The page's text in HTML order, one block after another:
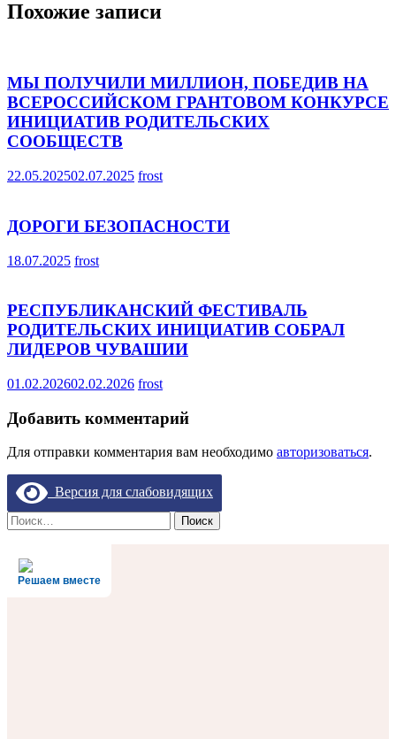
Похожие записи
МЫ ПОЛУЧИЛИ МИЛЛИОН, ПОБЕДИВ НА
ВСЕРОССИЙСКОМ ГРАНТОВОМ КОНКУРСЕ
ИНИЦИАТИВ РОДИТЕЛЬСКИХ
СООБЩЕСТВ
22.05.202502.07.2025 frost
ДОРОГИ БЕЗОПАСНОСТИ
18.07.2025 frost
РЕСПУБЛИКАНСКИЙ ФЕСТИВАЛЬ
РОДИТЕЛЬСКИХ ИНИЦИАТИВ СОБРАЛ
ЛИДЕРОВ ЧУВАШИИ
01.02.202602.02.2026 frost
Добавить комментарий
Для отправки комментария вам необходимо авторизоваться.
Версия для слабовидящих
Найти:
Решаем вместе